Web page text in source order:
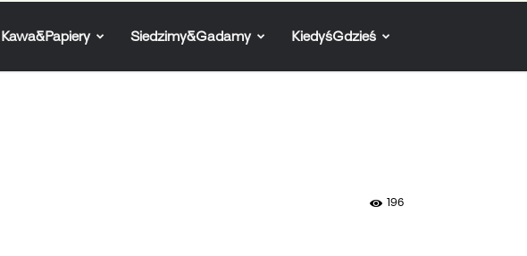
Kawa&Papiery Siedzimy&Gadamy KiedyśGdzieś
196